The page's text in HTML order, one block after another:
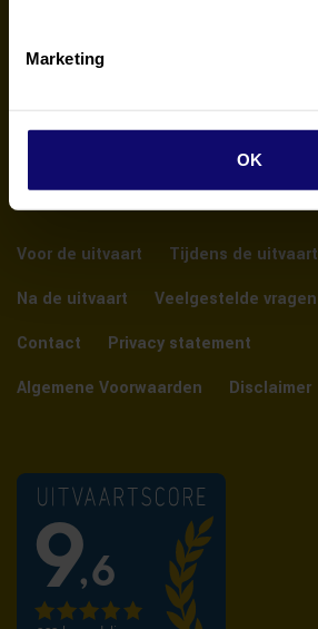
Marketing
OK
Voor de uitvaart
Tijdens de uitvaart
Na de uitvaart
Veelgestelde vragen
Contact
Privacy statement
Algemene Voorwaarden
Disclaimer